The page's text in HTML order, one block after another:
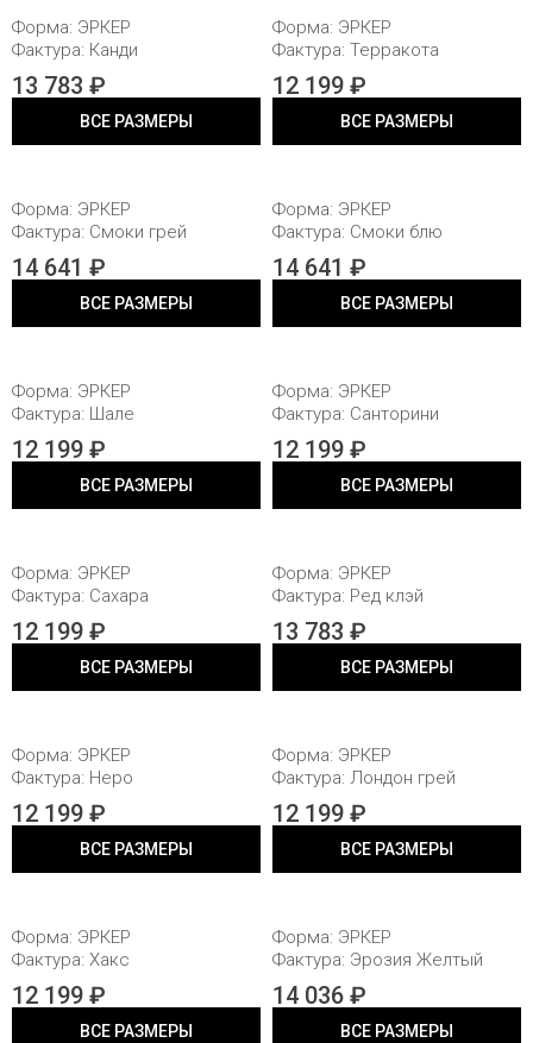
Форма: ЭРКЕР
Фактура: Канди
13 783 ₽
ВСЕ РАЗМЕРЫ
Форма: ЭРКЕР
Фактура: Терракота
12 199 ₽
ВСЕ РАЗМЕРЫ
Форма: ЭРКЕР
Фактура: Смоки грей
14 641 ₽
ВСЕ РАЗМЕРЫ
Форма: ЭРКЕР
Фактура: Смоки блю
14 641 ₽
ВСЕ РАЗМЕРЫ
Форма: ЭРКЕР
Фактура: Шале
12 199 ₽
ВСЕ РАЗМЕРЫ
Форма: ЭРКЕР
Фактура: Санторини
12 199 ₽
ВСЕ РАЗМЕРЫ
Форма: ЭРКЕР
Фактура: Сахара
12 199 ₽
ВСЕ РАЗМЕРЫ
Форма: ЭРКЕР
Фактура: Ред клэй
13 783 ₽
ВСЕ РАЗМЕРЫ
Форма: ЭРКЕР
Фактура: Неро
12 199 ₽
ВСЕ РАЗМЕРЫ
Форма: ЭРКЕР
Фактура: Лондон грей
12 199 ₽
ВСЕ РАЗМЕРЫ
Форма: ЭРКЕР
Фактура: Хакс
12 199 ₽
ВСЕ РАЗМЕРЫ
Форма: ЭРКЕР
Фактура: Эрозия Желтый
14 036 ₽
ВСЕ РАЗМЕРЫ